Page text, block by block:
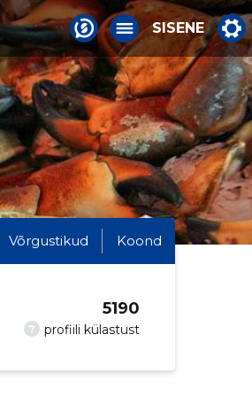
SISENE
Võrgustikud Koond
? profiili külastust
5190